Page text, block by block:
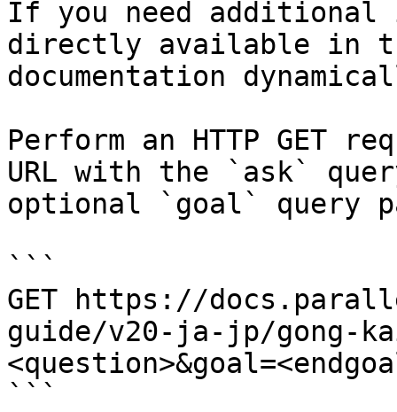
If you need
directly available in
documentation
Perform an HTTP GET
URL with the `ask`
optional `goal` query
```
GET https://
guide/v20-ja-jp/gong-
```